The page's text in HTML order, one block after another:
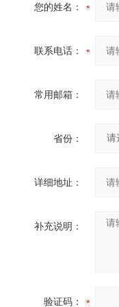
您的姓名：
联系电话：
常用邮箱：
省份：
详细地址：
补充说明：
验证码：